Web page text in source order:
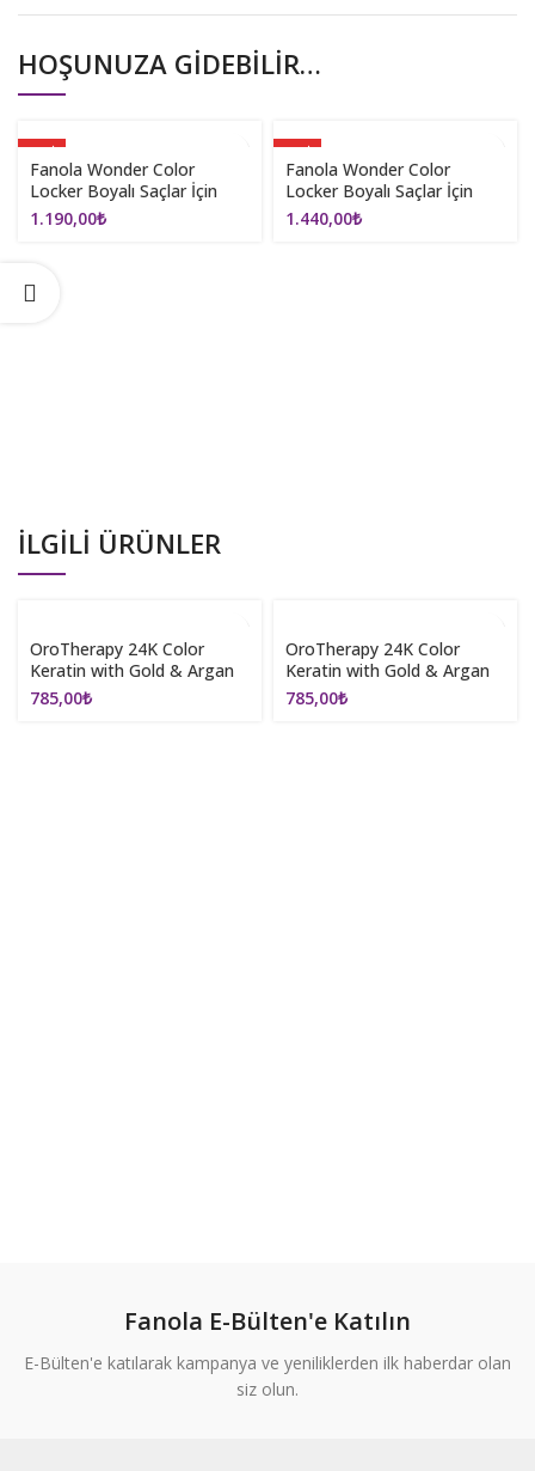
HOŞUNUZA GIDEBILIR…
YENI
Fanola Wonder Color
Locker Boyalı Saçlar İçin
Şampuan 350ml
1.190,00₺
YENI
Fanola Wonder Color
Locker Boyalı Saçlar İçin
Sealing Cream 200ml
1.440,00₺
İLGILI ÜRÜNLER
OroTherapy 24K Color
Keratin with Gold & Argan
Oil 100ml (Ammonia Free)
4.0 Chestnut
785,00₺
OroTherapy 24K Color
Keratin with Gold & Argan
Oil 100ml (Ammonia Free)
6.13 Dark Blonde Beıge
785,00₺
Fanola E-Bülten'e Katılın
E-Bülten'e katılarak kampanya ve yeniliklerden ilk haberdar olan
siz olun.